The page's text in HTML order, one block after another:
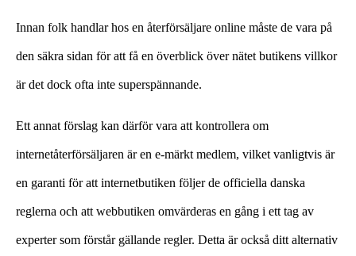
Innan folk handlar hos en återförsäljare online måste de vara på
den säkra sidan för att få en överblick över nätet butikens villkor
är det dock ofta inte superspännande.
Ett annat förslag kan därför vara att kontrollera om
internetåterförsäljaren är en e-märkt medlem, vilket vanligtvis är
en garanti för att internetbutiken följer de officiella danska
reglerna och att webbutiken omvärderas en gång i ett tag av
experter som förstår gällande regler. Detta är också ditt alternativ